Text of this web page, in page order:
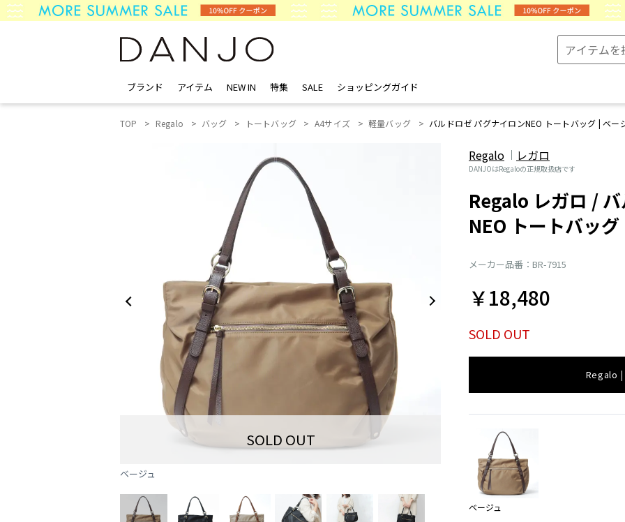
ブランド アイテム NEW IN 特集 SALE ショッピングガイド
TOP Regalo バッグ トートバッグ A4サイズ 軽量バッグ バルドロゼ パグナイロンNEO トートバッグ | ベー
SOLD OUT
ベージュ
Regalo レガロ
DANJOはRegaloの正規取扱店です
Regalo レガロ /
NEO トートバッグ
メーカー品番：BR-7915
￥18,480
SOLD OUT
Regalo
ベージュ